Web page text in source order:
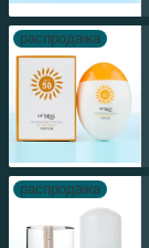
распродажа
распродажа